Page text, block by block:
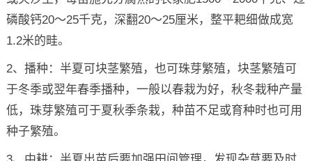
磷酸钙20～25千克，深翻20～25厘米，整平耙细做成宽
1.2米的畦。
2、播种：半夏可块茎繁殖，也可珠芽繁殖，块茎繁殖可
于冬季或翌年春季播种，一般以春栽为好，秋冬栽种产量
低，珠芽繁殖可于夏秋季条栽，种苗不足或育种时也可用
种子繁殖。